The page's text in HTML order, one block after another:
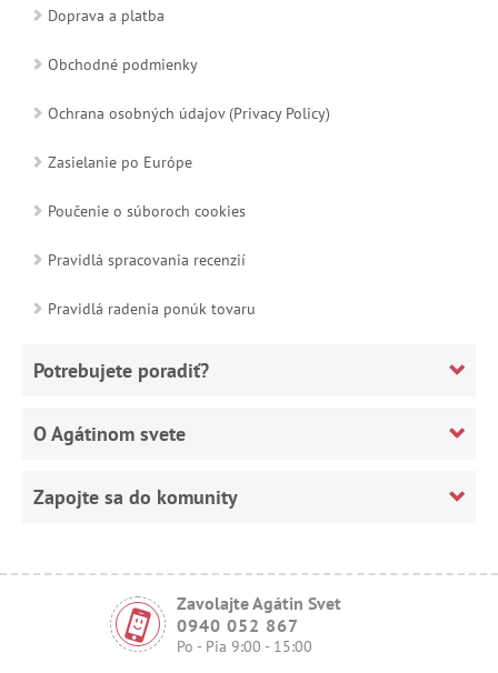
Doprava a platba
Obchodné podmienky
Ochrana osobných údajov (Privacy Policy)
Zasielanie po Európe
Poučenie o súboroch cookies
Pravidlá spracovania recenzií
Pravidlá radenia ponúk tovaru
Potrebujete poradiť?
O Agátinom svete
Zapojte sa do komunity
Zavolajte Agátin Svet
0940 052 867
Po - Pia 9:00 - 15:00